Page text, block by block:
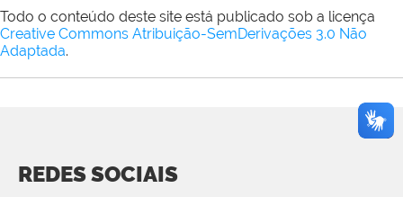
Todo o conteúdo deste site está publicado sob a licença
Creative Commons Atribuição-SemDerivações 3.0 Não
Adaptada.
REDES SOCIAIS